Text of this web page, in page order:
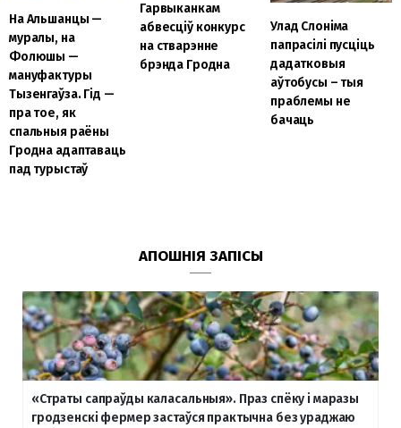
На Альшанцы —
муралы, на
Фолюшы —
мануфактуры
Тызенгаўза. Гід —
пра тое, як
спальныя раёны
Гродна адаптаваць
пад турыстаў
Гарвыканкам
абвесціў конкурс
на стварэнне
брэнда Гродна
Улад Слоніма
папрасілі пусціць
дадатковыя
аўтобусы – тыя
праблемы не
бачаць
АПОШНІЯ ЗАПІСЫ
«Страты сапраўды каласальныя». Праз спёку і маразы
гродзенскі фермер застаўся практычна без ураджаю